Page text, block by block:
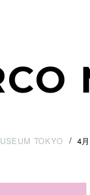
TOKYO 4